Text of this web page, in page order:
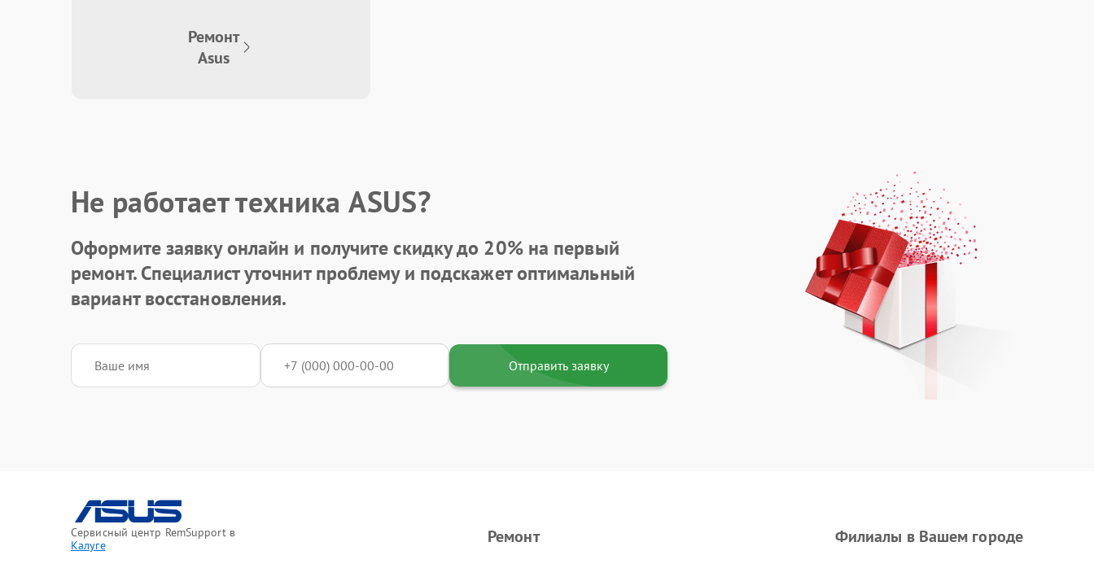
Ремонт
Asus
Не работает техника ASUS?
Оформите заявку онлайн и получитескидку до 20%на первый
ремонт. Специалист уточнит проблему и подскажет оптимальный
вариант восстановления.
Отправить заявку
Сервисный центр RemSupport в
Калуге
Ремонт Филиалы в Вашем городе